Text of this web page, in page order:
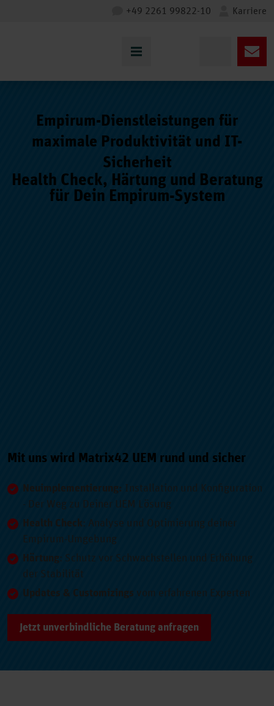
+49 2261 99822-10 Karriere
Empirum-Dienstleistungen für
maximale Produktivität und IT-
Sicherheit
Health Check, Härtung und Beratung
für Dein Empirum-System
Mit uns wird Matrix42 UEM rund und sicher
Neuimplementierung:
Installation und Konfiguration
- Der Weg zu Deiner UEM Lösung
Health Check: Analyse und Optimierung deiner
Empirum-Umgebung
Härtung: Schutz vor Schwachstellen und Erhöhung
der Stabilität
Updates & Customizings vom erfahrenen Experten
Jetzt unverbindliche Beratung anfragen